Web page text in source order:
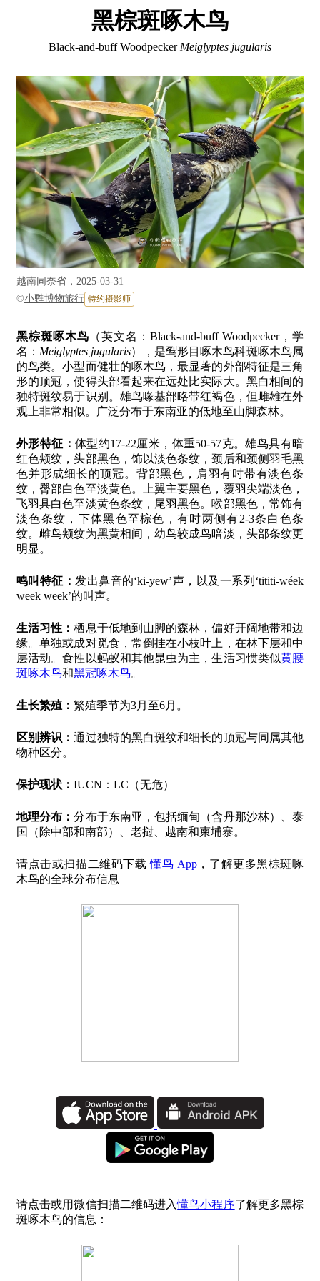
黑棕斑啄木鸟
Black-and-buff Woodpecker Meiglyptes jugularis
越南同奈省，2025-03-31
©小甦博物旅行 特约摄影师
黑棕斑啄木鸟 （英文名：Black-and-buff Woodpecker，学
名： Meiglyptes jugularis），是䴕形目啄木鸟科斑啄木鸟属
的鸟类。小型而健壮的啄木鸟，最显著的外部特征是三角
形的顶冠，使得头部看起来在远处比实际大。黑白相间的
独特斑纹易于识别。雄鸟喙基部略带红褐色，但雌雄在外
观上非常相似。广泛分布于东南亚的低地至山脚森林。
外形特征： 体型约17-22厘米，体重50-57克。雄鸟具有暗
红色颊纹，头部黑色，饰以淡色条纹，颈后和颈侧羽毛黑
色并形成细长的顶冠。背部黑色，肩羽有时带有淡色条
纹，臀部白色至淡黄色。上翼主要黑色，覆羽尖端淡色，
飞羽具白色至淡黄色条纹，尾羽黑色。喉部黑色，常饰有
淡色条纹，下体黑色至棕色，有时两侧有2-3条白色条
纹。雌鸟颊纹为黑黄相间，幼鸟较成鸟暗淡，头部条纹更
明显。
鸣叫特征： 发出鼻音的‘ki-yew’声，以及一系列‘tititi-wéek
week week’的叫声。
生活习性：栖息于低地到山脚的森林，偏好开阔地带和边
缘。单独或成对觅食，常倒挂在小枝叶上，在林下层和中
层活动。食性以蚂蚁和其他昆虫为主，生活习惯类似黄腰
斑啄木鸟和黑冠啄木鸟。
生长繁殖： 繁殖季节为3月至6月。
区别辨识：通过独特的黑白斑纹和细长的顶冠与同属其他
物种区分。
保护现状： IUCN：LC（无危）
地理分布：分布于东南亚，包括缅甸（含丹那沙林）、泰
国（除中部和南部）、老挝、越南和柬埔寨。
请点击或扫描二维码下载懂鸟 App，了解更多黑棕斑啄
木鸟的全球分布信息
请点击或用微信扫描二维码进入懂鸟小程序了解更多黑棕
斑啄木鸟的信息：